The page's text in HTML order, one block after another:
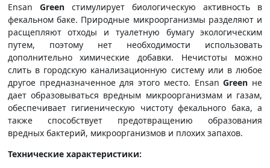
Ensan Green стимулирует биологическую активность в
фекальном баке. Природные микроорганизмы разделяют и
расщепляют отходы и туалетную бумагу экологическим
путем, поэтому нет необходимости использовать
дополнительно химические добавки. Нечистоты можно
слить в городскую канализационную систему или в любое
другое предназначенное для этого место. EnsanGreen не
дает образовываться вредным микроорганизмам и газам,
обеспечивает гигиеническую чистоту фекального бака, а
также способствует предотвращению образования
вредных бактерий, микроорганизмов и плохих запахов.
Технические характеристики: